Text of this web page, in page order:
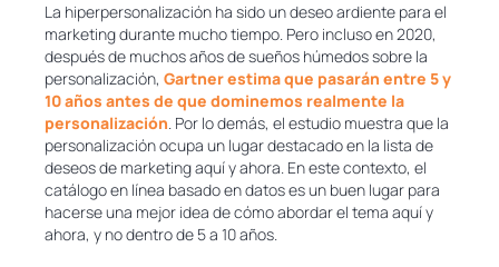
La hiperpersonalización ha sido un deseo ardiente para el
marketing durante mucho tiempo. Pero incluso en 2020,
después de muchos años de sueños húmedos sobre la
personalización, Gartner estima que pasarán entre 5 y
10 años antes de que dominemos realmente la
personalización. Por lo demás, el estudio muestra que la
personalización ocupa un lugar destacado en la lista de
deseos de marketing aquí y ahora. En este contexto, el
catálogo en línea basado en datos es un buen lugar para
hacerse una mejor idea de cómo abordar el tema aquí y
ahora, y no dentro de 5 a 10 años.